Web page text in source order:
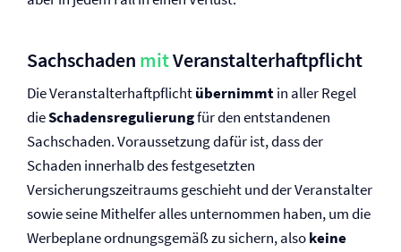
Sachschaden mitVeranstalter­haftpflicht
Die Veranstalter­haftpflichtübernimmtin aller Regel
dieSchadensregulierungfür den entstandenen
Sachschaden. Voraussetzung dafür ist, dass der
Schaden innerhalb des festgesetzten
Versicherungszeitraums geschieht und der Veranstalter
sowie seine Mithelfer alles unternommen haben, um die
Werbeplane ordnungsgemäß zu sichern, alsokeine